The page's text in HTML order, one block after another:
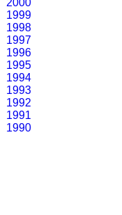
1999
1998
1997
1996
1995
1994
1993
1992
1991
1990